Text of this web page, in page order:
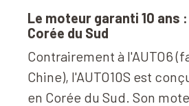
Le moteur garanti 10 ans
Corée du Sud
Contrairement à l'AUTO6
Chine), l'AUTO10S est
en Corée du Sud. Son